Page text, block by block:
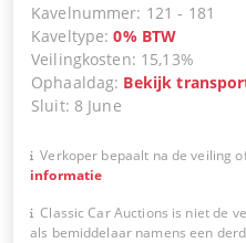
Kavelnummer: 121 - 181
Kaveltype:0% BTW
Veilingkosten: 15,13%
Ophaaldag: Bekijk
Sluit: 8 June
Verkoper bepaalt na de veiling
informatie
Classic Car Auctions is niet de
als bemiddelaar namens een